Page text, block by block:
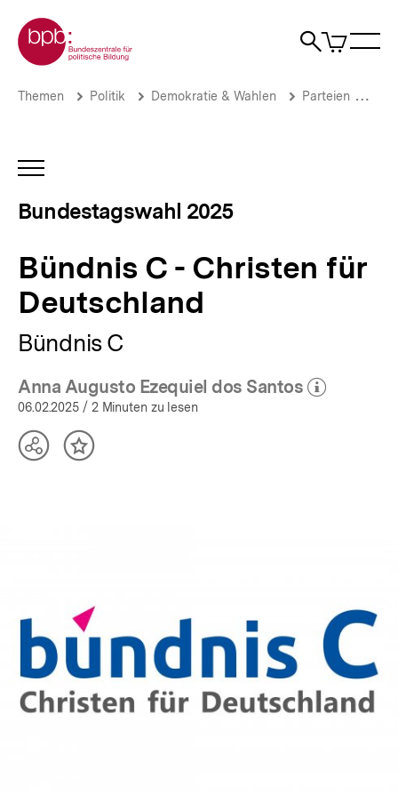
zum
Seiteninhalt
springen
Zur Startseite der bpb
Suche
Artikel
im
Bündnis
für
Deutschland
Bundestagswahl
bpb.de
Brotkrümelnavigation
Pfadnavigation
Themen Politik Demokratie & Wahlen Parteien
INHALTSNAVIGATION
Bundestagswahl 2025
Bündnis C - Christen für
Deutschland
Bündnis C
Anna Augusto Ezequiel dos Santos
(Mehr zum Autor)
06.02.2025 / 2 Minuten zu lesen
TeilenInhalt
Lightbox
öffnen